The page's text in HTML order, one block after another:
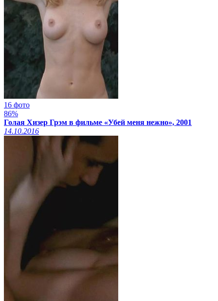
16 фото
86%
Голая Хизер Грэм в фильме «Убей меня нежно», 2001
14.10.2016